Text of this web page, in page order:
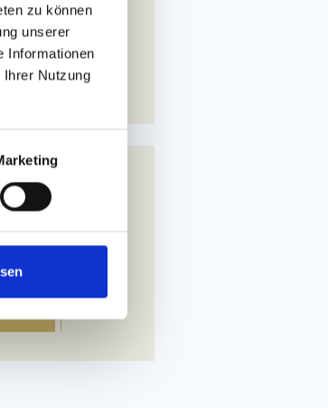
zu können
unserer
Informationen
Ihrer Nutzung